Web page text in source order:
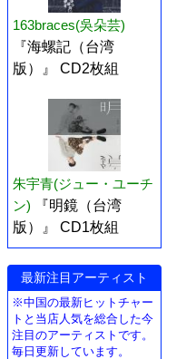
163braces(吳朵芸)
『海螺記（台湾
版）』 CD2枚組
朱宇青(ジュー・ユーチ
ン)
『明鏡（台湾
版）』 CD1枚組
最新注目アーティスト
※中国の最新ヒットチャー
トと当店人気を総合した今
注目のアーティストです。
毎日更新しています。